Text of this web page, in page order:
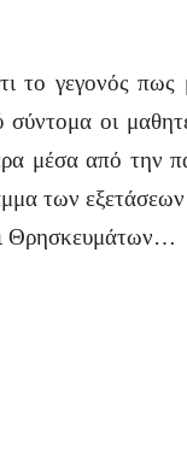
το γεγονός
σύντομα οι
μέσα από την
των
Θρησκευμάτων…